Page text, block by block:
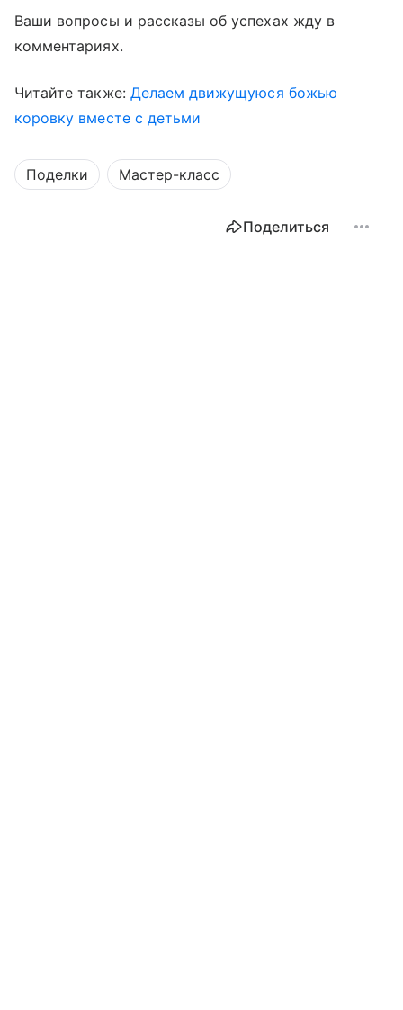
Ваши вопросы и рассказы об успехах жду в
комментариях.
Читайте также: Делаем движущуюся божью
коровку вместе с детьми
Поделки Мастер-класс
Поделиться